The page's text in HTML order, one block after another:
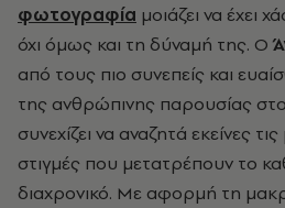
φωτογραφία μοιάζει να έχει
όχι όμως και τη δύναμή της. Ο
από τους πιο συνεπείς και
της ανθρώπινης παρουσίας
συνεχίζει να αναζητά εκείνες
στιγμές που μετατρέπουν το
διαχρονικό. Με αφορμή τη